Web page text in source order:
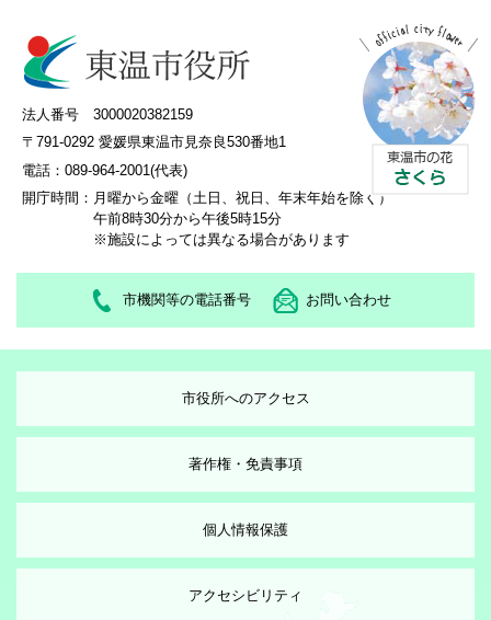
法人番号 3000020382159
〒791-0292 愛媛県東温市見奈良530番地1
電話：089-964-2001(代表)
開庁時間： 月曜から金曜（土日、祝日、年末年始を除く）
午前8時30分から午後5時15分
※施設によっては異なる場合があります
市機関等の電話番号 お問い合わせ
市役所へのアクセス
著作権・免責事項
個人情報保護
アクセシビリティ